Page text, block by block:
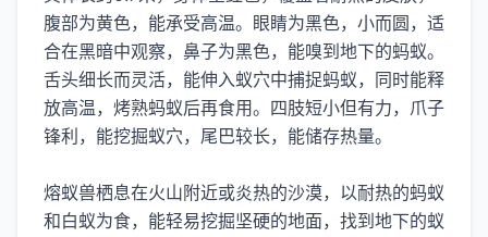
腹部为黄色，能承受高温。眼睛为黑色，小而圆，适
合在黑暗中观察，鼻子为黑色，能嗅到地下的蚂蚁。
舌头细长而灵活，能伸入蚁穴中捕捉蚂蚁，同时能释
放高温，烤熟蚂蚁后再食用。四肢短小但有力，爪子
锋利，能挖掘蚁穴，尾巴较长，能储存热量。
熔蚁兽栖息在火山附近或炎热的沙漠，以耐热的蚂蚁
和白蚁为食，能轻易挖掘坚硬的地面，找到地下的蚁